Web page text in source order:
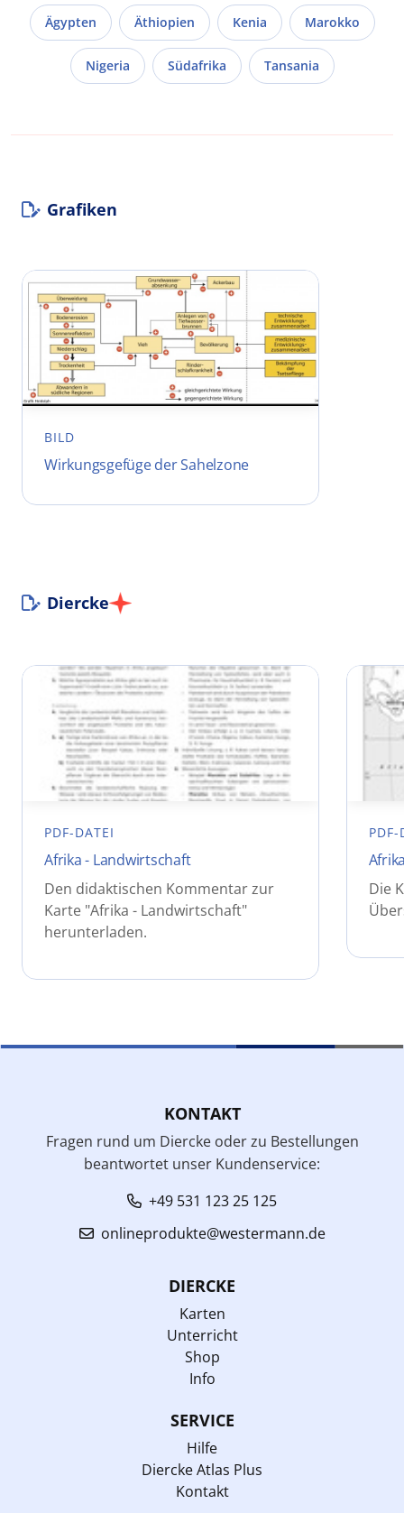
Ägypten Äthiopien Kenia Marokko
Nigeria Südafrika Tansania
Grafiken
BILD
Wirkungsgefüge der Sahelzone
Diercke
PDF-DATEI
Afrika - Landwirtschaft
Den didaktischen Kommentar zur
Karte "Afrika - Landwirtschaft"
herunterladen.
PDF-
Die
KONTAKT
Fragen rund um Diercke oder zu Bestellungen
beantwortet unser Kundenservice:
+49 531 123 25 125
onlineprodukte@westermann.de
DIERCKE
Karten
Unterricht
Shop
Info
SERVICE
Hilfe
Diercke Atlas Plus
Kontakt